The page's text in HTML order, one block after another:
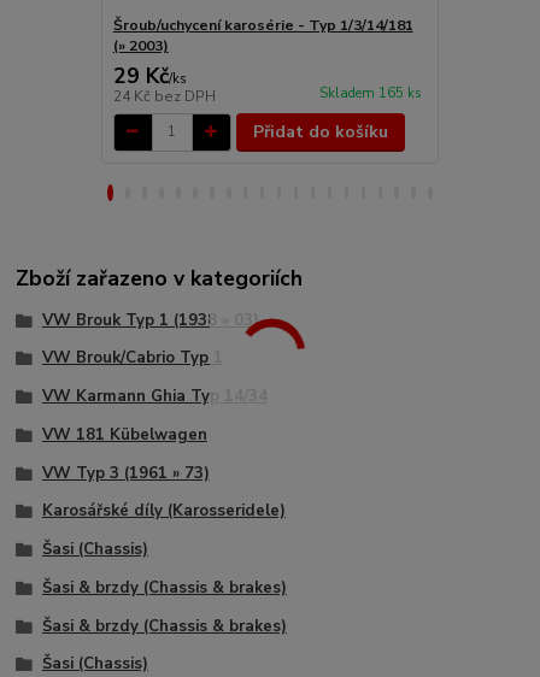
Šroub/uchycení karosérie - Typ 1/3/14/181
(» 2003)
29 Kč/ks
24 Kč bez DPH Skladem 165 ks
Přidat do košíku
Zboží zařazeno v kategoriích
VW Brouk Typ 1 (1938 » 03)
VW Brouk/Cabrio Typ 1
VW Karmann Ghia Typ 14/34
VW 181 Kübelwagen
VW Typ 3 (1961 » 73)
Karosářské díly (Karosseridele)
Šasi (Chassis)
Šasi & brzdy (Chassis & brakes)
Šasi & brzdy (Chassis & brakes)
Šasi (Chassis)